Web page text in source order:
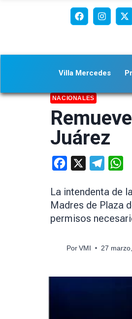
Villa Mercedes
NACIONALES
Juárez
Facebook
La intendenta de
Madres de Plaza
permisos
Por VMI 27